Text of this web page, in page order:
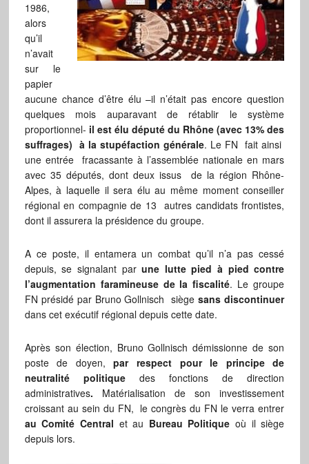
1986,
alors
qu’il
n’avait
sur le
papier
aucune chance d’être élu –il n’était pas encore question
quelques mois auparavant de rétablir le système
proportionnel- il est élu député du Rhône (avec 13% des
suffrages) à la stupéfaction générale. Le FN fait ainsi
une entrée fracassante à l’assemblée nationale en mars
avec 35 députés, dont deux issus de la région Rhône-
Alpes, à laquelle il sera élu au même moment conseiller
régional en compagnie de 13 autres candidats frontistes,
dont il assurera la présidence du groupe.
A ce poste, il entamera un combat qu’il n’a pas cessé
depuis, se signalant parune lutte pied à pied contre
l’augmentation faramineuse de la fiscalité. Le groupe
FN présidé par Bruno Gollnisch siègesans discontinuer
dans cet exécutif régional depuis cette date.
Après son élection, Bruno Gollnisch démissionne de son
poste de doyen,par respect pour le principe de
neutralité
politique des fonctions de direction
administratives. Matérialisation de son investissement
croissant au sein du FN, le congrès du FN le verra entrer
au Comité Central et au Bureau Politique où il siège
depuis lors.